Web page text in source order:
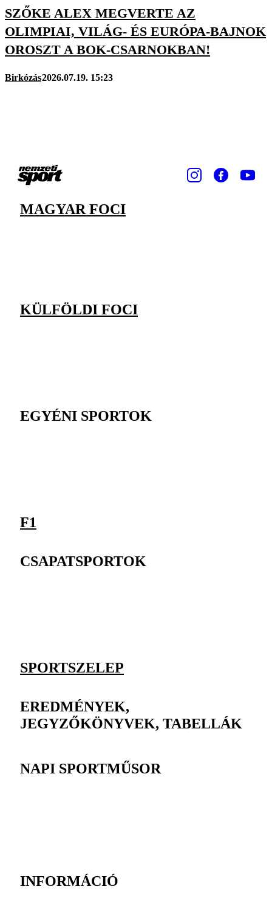
SZŐKE ALEX MEGVERTE AZ
OLIMPIAI, VILÁG- ÉS EURÓPA-BAJNOK
OROSZT A BOK-CSARNOKBAN!
Birkózás2026.07.19. 15:23
MAGYAR FOCI
KÜLFÖLDI FOCI
EGYÉNI SPORTOK
F1
CSAPATSPORTOK
SPORTSZELEP
EREDMÉNYEK,
JEGYZŐKÖNYVEK, TABELLÁK
NAPI SPORTMŰSOR
INFORMÁCIÓ